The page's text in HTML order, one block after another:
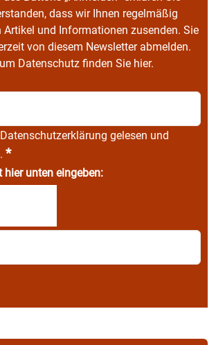
dass wir Ihnen regelmäßig
Artikel und Informationen zusenden. Sie
von diesem Newsletter abmelden.
Datenschutz finden Sie hier.
Datenschutzerklärung gelesen und
*
hier unten eingeben: